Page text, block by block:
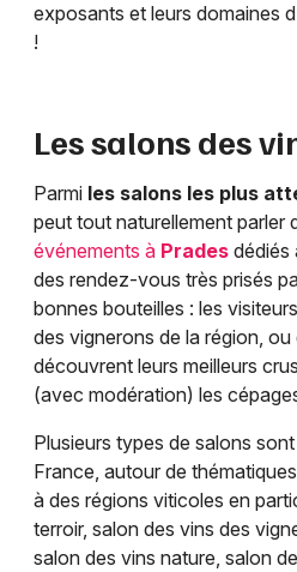
exposants et leurs domaines
!
Les salons des
Parmi les salons les plus
peut tout naturellement parler
événements à Prades dédiés
des rendez-vous très prisés
bonnes bouteilles : les
des vignerons de la région,
découvrent leurs meilleurs
(avec modération) les
Plusieurs types de salons
France, autour de
à des régions viticoles en
terroir, salon des vins des
salon des vins nature, salon